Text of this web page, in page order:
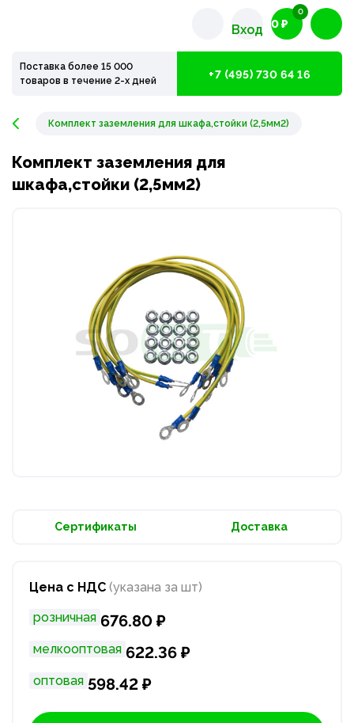
Вход 0 ₽
0
Поставка более 15 000
товаров в течение 2-х дней
+7 (495) 730 64 16
Комплект заземления для шкафа,стойки (2,5мм2)
Комплект заземления для
шкафа,стойки (2,5мм2)
Сертификаты Доставка
Цена с НДС (указана за шт)
розничная 676.80 ₽
мелкооптовая 622.36 ₽
оптовая 598.42 ₽